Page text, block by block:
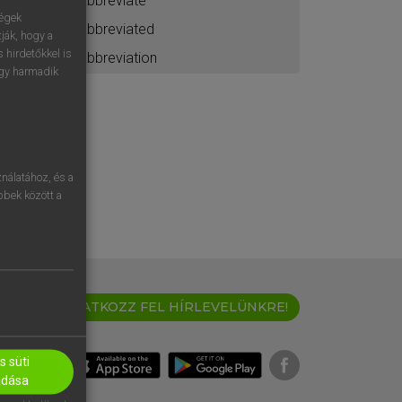
abbreviated
abbreviation
IRATKOZZ FEL HÍRLEVELÜNKRE!
hogy a
hirdetőkkel is
harmadik
és a
között a
süti